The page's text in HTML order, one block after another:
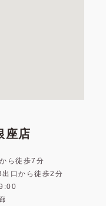
座店
ら徒歩7分
口から徒歩2分